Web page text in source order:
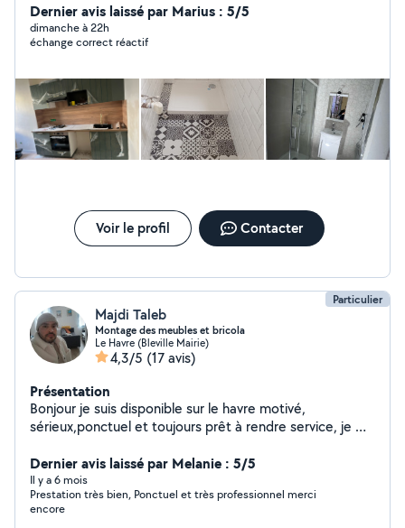
installation chaudière plus radiateur - installation ballon
d'eau chaude (cumulus) - installation tub PVC (toutes
les diamètre ) - réparation chaudière à gaz - rénovation
Dernier avis laissé par Marius : 5/5
dimanche à 22h
échange correct réactif
Voir le profil Contacter
Particulier
Majdi Taleb
Montage des meubles et bricola
Le Havre (Bleville Mairie)
4,3/5 (17 avis)
Présentation
Bonjour je suis disponible sur le havre motivé,
sérieux,ponctuel et toujours prêt à rendre service, je me
montage et démontage des meubles: cuisine, chambre
d'enfant, chambre à coucher ,lustres, papier pain,
plomberie, debouchage tube de vacations,aide de
déménagement.....
Dernier avis laissé par Melanie : 5/5
Il y a 6 mois
Prestation très bien, Ponctuel et très professionnel merci
encore